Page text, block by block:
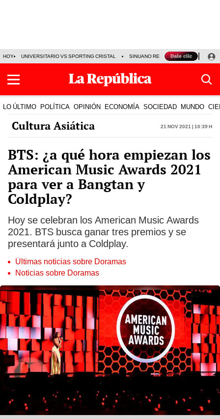
HOY UNIVERSITARIO VS SPORTING CRISTAL SINUANO RESULTADOS HOY
LO ÚLTIMO POLÍTICA OPINIÓN ECONOMÍA SOCIEDAD MUNDO
Cultura Asiática 21 Nov 2021 | 10:39 h
BTS: ¿a qué hora empiezan los
American Music Awards 2021
para ver a Bangtan y
Coldplay?
Hoy se celebran los American Music Awards
2021. BTS busca ganar tres premios y se
presentará junto a Coldplay.
Últimas noticias sobre Doramas
Noticias sobre Doramas